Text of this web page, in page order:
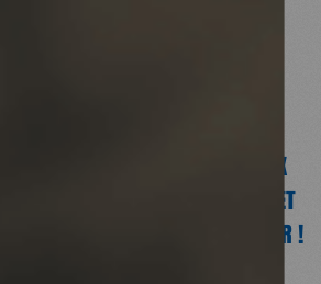
DU MONDE SUR NOS RÉSEAUX
VOUS À NOTRE NEWSLETTER ET
LES FAÇONS DE VOUS ENGAGER !